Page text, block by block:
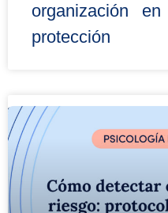
organización
protección